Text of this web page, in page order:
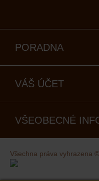
PORADNA
VÁŠ ÚČET
VŠEOBECNÉ
Všechna práva vyhrazena